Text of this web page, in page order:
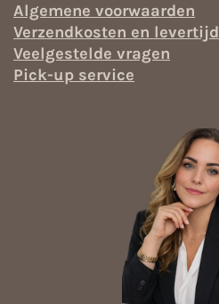
Algemene voorwaarden
Verzendkosten en levertijd
Veelgestelde vragen
Pick-up service